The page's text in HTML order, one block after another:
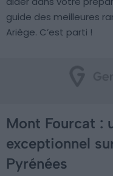
guide des meilleures
Ariège. C’est parti !
Mont Fourcat :
exceptionnel
Pyrénées